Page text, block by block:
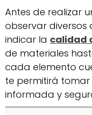
Antes de realizar
observar diversos
indicar la calidad
de materiales
cada elemento
te permitirá tomar
informada y